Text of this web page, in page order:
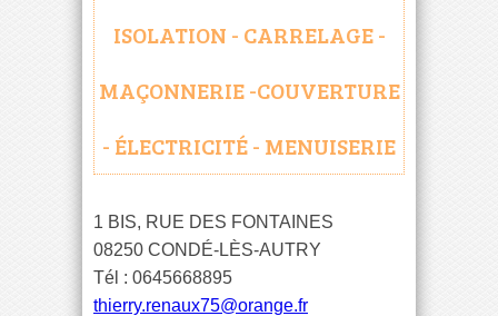
ISOLATION - CARRELAGE -
MAÇONNERIE -COUVERTURE
- ÉLECTRICITÉ - MENUISERIE
1 BIS, RUE DES FONTAINES
08250 CONDÉ-LÈS-AUTRY
Tél : 0645668895
thierry.renaux75@orange.fr